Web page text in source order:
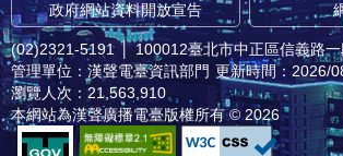
政府網站資料開放宣告
(02)2321-5191 │ 100012臺北市中正區信義路
管理單位：漢聲電臺資訊部門 更新時間：2026/
瀏覽人次：21,563,910
本網站為漢聲廣播電臺版權所有 © 2026